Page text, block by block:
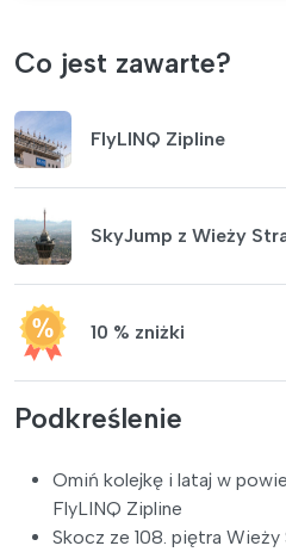
Co jest zawarte?
FlyLINQ Zipline
SkyJump z Wieży
10 % zniżki
Podkreślenie
Omiń kolejkę i lataj w
FlyLINQ Zipline
Skocz ze 108. piętra